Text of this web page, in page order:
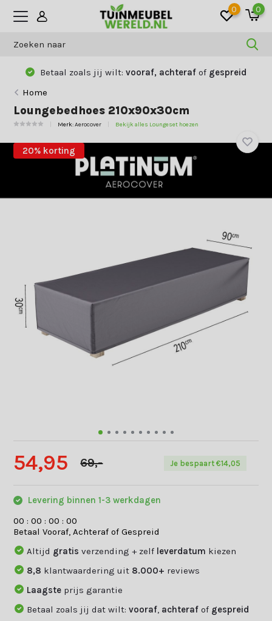
0 0
Betaal zoals jij wilt:vooraf, achterafof gespreid
Home
Loungebedhoes 210x90x30cm
Merk:Aerocover Bekijk alles Loungeset hoezen
20% korting
54,95 69,- Je bespaart €14,05
Levering binnen 1-3 werkdagen
00 :00 :00 :00
Betaal Vooraf, Achteraf of Gespreid
Altijd gratisverzending + zelf leverdatum kiezen
8,8 klantwaardering uit 8.000+ reviews
Laagste prijs garantie
Betaal zoals jij dat wilt:vooraf achteraf of gespreid